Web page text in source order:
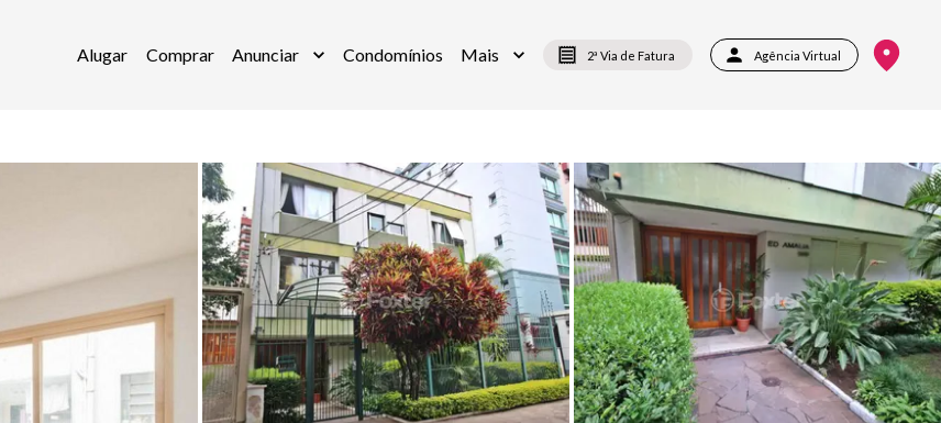
Alugar Comprar Anunciar Condomínios Mais 2ª Via de Fatura Agência Virtual